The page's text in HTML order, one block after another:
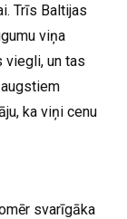
Trīs Baltijas
viņa
viegli, un tas
ka viņi cenu
svarīgāka